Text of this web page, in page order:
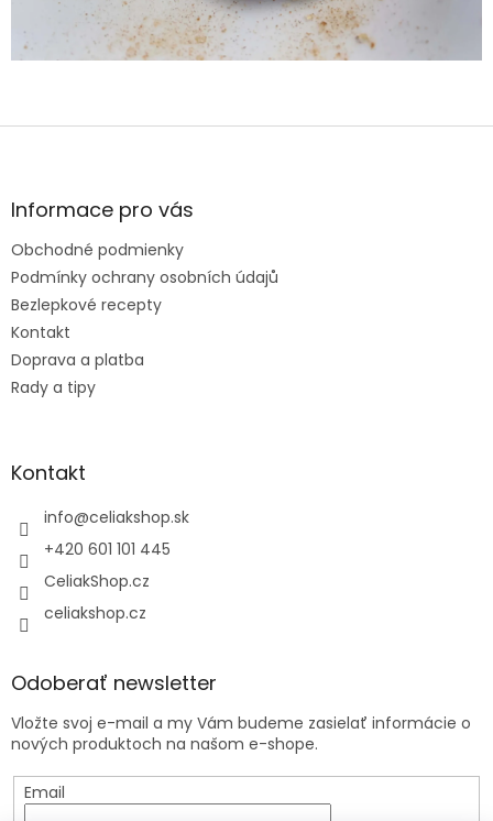
Z
ä
e
Informace pro vás
Obchodné podmienky
Podmínky ochrany osobních údajů
Bezlepkové recepty
Kontakt
Doprava a platba
Rady a tipy
Kontakt
info@celiakshop.sk
+420 601 101 445
CeliakShop.cz
celiakshop.cz
Odoberať newsletter
Vložte svoj e-mail a my Vám budeme zasielať informácie o
nových produktoch na našom e-shope.
Email